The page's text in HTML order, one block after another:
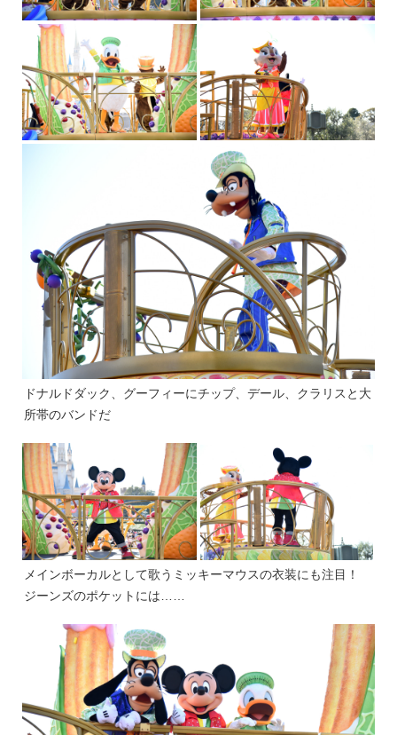
ドナルドダック、グーフィーにチップ、デール、クラリスと大
所帯のバンドだ
メインボーカルとして歌うミッキーマウスの衣装にも注目！
ジーンズのポケットには……